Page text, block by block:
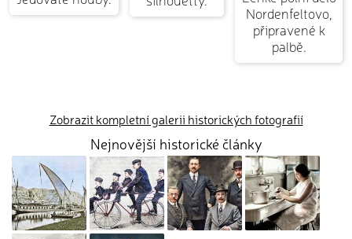
Nordenfeltovo,
připravené k
palbě.
Zobrazit kompletní galerii historických fotografií
Nejnovější historické články